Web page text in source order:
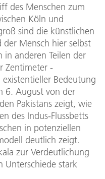
des Menschen zum
Köln und
sind die künstlichen
Mensch hier selbst
anderen Teilen der
Zentimeter -
Bedeutung
6. August von der
Pakistans zeigt, wie
des Indus-Flussbetts
in potenziellen
deutlich zeigt.
zur Verdeutlichung
Unterschiede stark